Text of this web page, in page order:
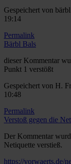
Gespeichert von
19:14
Permalink
Bärbl Bals
dieser Kommentar
Punkt 1 verstößt
Gespeichert von H.
10:48
Permalink
Verstoß gegen die
Der Kommentar
Netiquette verstieß.
https://vorwaerts.de/